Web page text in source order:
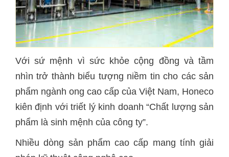
Với sứ mệnh vì sức khỏe cộng đồng và tầm
nhìn trở thành biểu tượng niềm tin cho các sản
phẩm ngành ong cao cấp của Việt Nam, Honeco
kiên định với triết lý kinh doanh “Chất lượng sản
phẩm là sinh mệnh của công ty”.
Nhiều dòng sản phẩm cao cấp mang tính giải